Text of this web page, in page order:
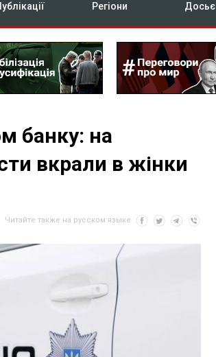
Регіони Досьє
банку: на
вкрали в жінки
Читайте также на русском языке